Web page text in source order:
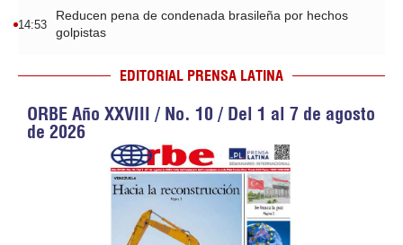
14:53
Reducen pena de condenada brasileña por hechos
golpistas
EDITORIAL PRENSA LATINA
ORBE Año XXVIII / No. 10 / Del 1 al 7 de agosto
de 2026